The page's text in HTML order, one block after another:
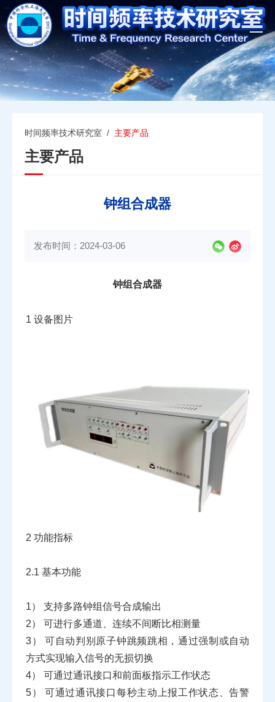
T
o
g
g
e
时间频率技术研究室 / 主要产品
主要产品
钟组合成器
发布时间：2024-03-06
钟组合成器
1 设备图片
2 功能指标
2.1 基本功能
1）
支持多路钟组信号合成输出
2）
可进行多通道、连续不间断比相测量
3）
可自动判别原子钟跳频跳相，通过强制或自动
方式实现输入信号的无损切换
4）
可通过通讯接口和前面板指示工作状态
5）
可通过通讯接口每秒主动上报工作状态、告警